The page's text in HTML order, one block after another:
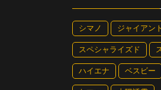
マットブラック
シマノ ジャイアント
スペシャライズド
ハイエナ ベスビー